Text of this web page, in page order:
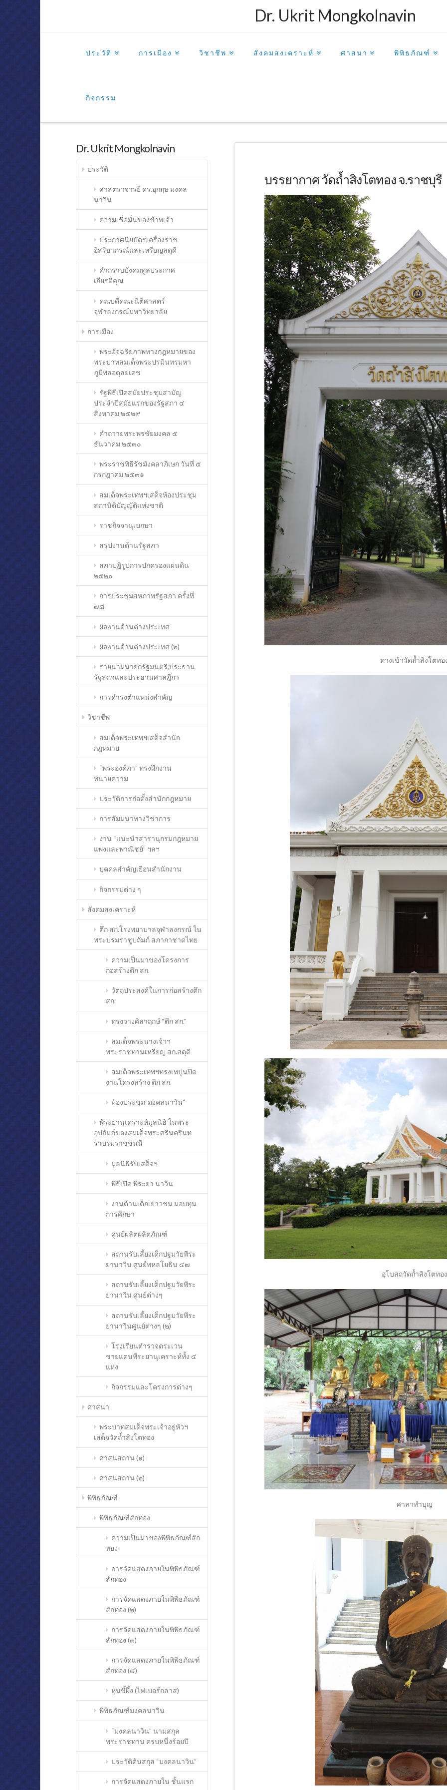
Dr. Ukrit Mongkolnavin
ประวัติ การเมือง วิชาชีพ สังคมสงเคราะห์ ศาสนา พิพิธภัณฑ์
กิจกรรม
บรรยากาศ วัดถ้ำสิงโตทอง จ.ราชบุรี
ทางเข้าวัดถ้ำสิงโตทอ
อุโบสถวัดถ้ำสิงโตทอง
ศาลาทำบุญ
Dr. Ukrit Mongkolnavin
ประวัติ
ศาสตราจารย์ ดร.อุกฤษ มงคล
นาวิน
ความเชื่อมั่นของข้าพเจ้า
ประกาศนียบัตรเครื่องราช
อิสริยาภรณ์และเหรียญสดุดี
คำกราบบังคมทูลประกาศ
เกียรติคุณ
คณบดีคณะนิติศาสตร์
จุฬาลงกรณ์มหาวิทยาลัย
การเมือง
พระอัจฉริยภาพทางกฎหมายของ
พระบาทสมเด็จพระปรมินทรมหา
ภูมิพลอดุลยเดช
รัฐพิธีเปิดสมัยประชุมสามัญ
ประจำปีสมัยแรกของรัฐสภา ๔
สิงหาคม ๒๕๒๙
คำถวายพระพรชัยมงคล ๕
ธันวาคม ๒๕๓๐
พระราชพิธีรัชมังคลาภิเษก วันที่ ๕
กรกฎาคม ๒๕๓๑
สมเด็จพระเทพฯเสด็จห้องประชุม
สภานิติบัญญัติแห่งชาติ
ราชกิจจานุเบกษา
สรุปงานด้านรัฐสภา
สภาปฏิรูปการปกครองแผ่นดิน
๒๕๒๐
การประชุมสหภาพรัฐสภา ครั้งที่
๗๘
ผลงานด้านต่างประเทศ
ผลงานด้านต่างประเทศ (๒)
รายนามนายกรัฐมนตรี,ประธาน
รัฐสภาและประธานศาลฎีกา
การดำรงตำแหน่งสำคัญ
วิชาชีพ
สมเด็จพระเทพฯเสด็จสำนัก
กฎหมาย
“พระองค์ภา” ทรงฝึกงาน
ทนายความ
ประวัติการก่อตั้งสำนักกฎหมาย
การสัมมนาทางวิชาการ
งาน “แนะนำสารานุกรมกฎหมาย
แพ่งและพาณิชย์” ฯลฯ
บุคคลสำคัญเยือนสำนักงาน
กิจกรรมต่าง ๆ
สังคมสงเคราะห์
ตึก สก.โรงพยาบาลจุฬาลงกรณ์ ใน
พระบรมราชูปถัมภ์ สภากาชาดไทย
ความเป็นมาของโครงการ
ก่อสร้างตึก สก.
วัตถุประสงค์ในการก่อสร้างตึก
สก.
ทรงวางศิลาฤกษ์ “ตึก สก.”
สมเด็จพระนางเจ้าฯ
พระราชทานเหรียญ สก.สดุดี
สมเด็จพระเทพฯทรงเทปูนปิด
งานโครงสร้าง ตึก สก.
ห้องประชุม”มงคลนาวิน”
พีระยานุเคราะห์มูลนิธิ ในพระ
อุปถัมภ์ของสมเด็จพระศรีนครินท
ราบรมราชชนนี
มูลนิธิรับเสด็จฯ
พิธีเปิด พีระยา นาวิน
งานด้านเด็กเยาวชน มอบทุน
การศึกษา
ศูนย์ผลิตผลิตภัณฑ์
สถานรับเลี้ยงเด็กปฐมวัยพีระ
ยานาวิน ศูนย์พหลโยธิน ๔๗
สถานรับเลี้ยงเด็กปฐมวัยพีระ
ยานาวิน ศูนย์ต่างๆ
สถานรับเลี้ยงเด็กปฐมวัยพีระ
ยานาวินศูนย์ต่างๆ (๒)
โรงเรียนตำรวจตระเวน
ชายแดนพีระยานุเคราะห์ทั้ง ๔
แห่ง
กิจกรรมและโครงการต่างๆ
ศาสนา
พระบาทสมเด็จพระเจ้าอยู่หัวฯ
เสด็จวัดถ้ำสิงโตทอง
ศาสนสถาน (๑)
ศาสนสถาน (๒)
พิพิธภัณฑ์
พิพิธภัณฑ์สักทอง
ความเป็นมาของพิพิธภัณฑ์สัก
ทอง
การจัดแสดงภายในพิพิธภัณฑ์
สักทอง
การจัดแสดงภายในพิพิธภัณฑ์
สักทอง (๒)
การจัดแสดงภายในพิพิธภัณฑ์
สักทอง (๓)
การจัดแสดงภายในพิพิธภัณฑ์
สักทอง (๔)
หุ่นขี้ผึ้ง (ไฟเบอร์กลาส)
พิพิธภัณฑ์มงคลนาวิน
“มงคลนาวิน” นามสกุล
พระราชทาน ครบหนึ่งร้อยปี
ประวัติต้นสกุล “มงคลนาวิน”
การจัดแสดงภายใน ชั้นแรก